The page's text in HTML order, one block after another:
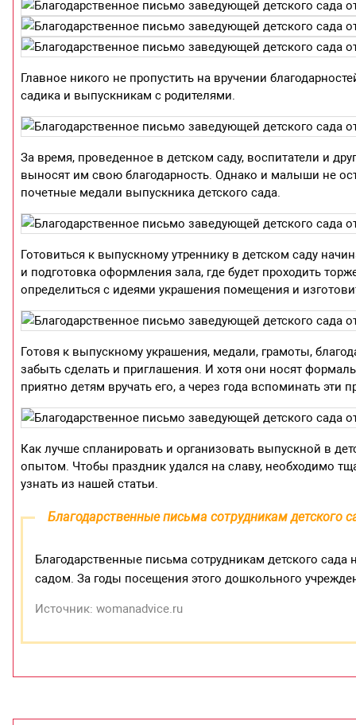
Главное никого не пропустить на вручении
садика и выпускникам с родителями.
За время, проведенное в детском саду, воспитатели и
выносят им свою благодарность. Однако и малыши не
почетные медали выпускника детского сада.
Готовиться к выпускному утреннику в детском саду
и подготовка оформления зала, где будет проходить
определиться с идеями украшения помещения и
Готовя к выпускному украшения, медали, грамоты,
забыть сделать и приглашения. И хотя они носят
приятно детям вручать его, а через года вспоминать эти
Как лучше спланировать и организовать выпускной в
опытом. Чтобы праздник удался на славу, необходимо
узнать из нашей статьи.
Благодарственные письма сотрудникам детского
Благодарственные письма сотрудникам детского
садом. За годы посещения этого дошкольного
Источник: womanadvice.ru